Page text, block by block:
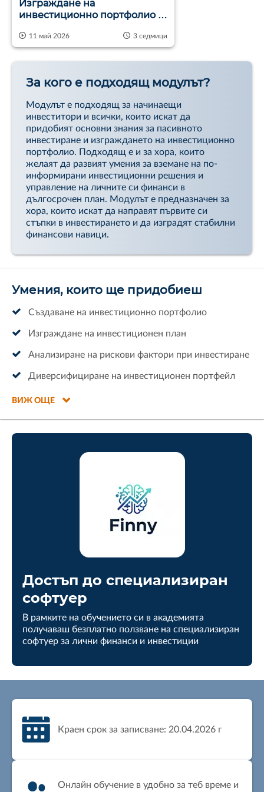
Изграждане на
инвестиционно портфолио -
11 май 2026 3 седмици
За кого е подходящ модулът?
Модулът е подходящ за начинаещи
инвеститори и всички, които искат да
придобият основни знания за пасивното
инвестиране и изграждането на инвестиционно
портфолио. Подходящ е и за хора, които
желаят да развият умения за вземане на по-
информирани инвестиционни решения и
управление на личните си финанси в
дългосрочен план. Модулът е предназначен за
хора, които искат да направят първите си
стъпки в инвестирането и да изградят стабилни
финансови навици.
Умения, които ще придобиеш
Създаване на инвестиционно портфолио
Изграждане на инвестиционен план
Анализиране на рискови фактори при инвестиране
Диверсифициране на инвестиционен портфейл
ВИЖ ОЩЕ
Достъп до специализиран
софтуер
В рамките на обучението си в академията
получаваш безплатно ползване на специализиран
софтуер за лични финанси и инвестиции
Краен срок за записване: 20.04.2026 г
Онлайн обучение в удобно за теб време и